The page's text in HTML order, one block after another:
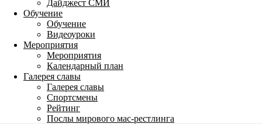
Дайджест СМИ
Обучение
Обучение
Видеоуроки
Мероприятия
Мероприятия
Календарный план
Галерея славы
Галерея славы
Спортсмены
Рейтинг
Послы мирового мас-рестлинга